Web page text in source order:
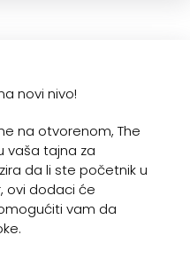
novi nivo!
na otvorenom, The
vaša tajna za
da li ste početnik u
ovi dodaci će
vam da